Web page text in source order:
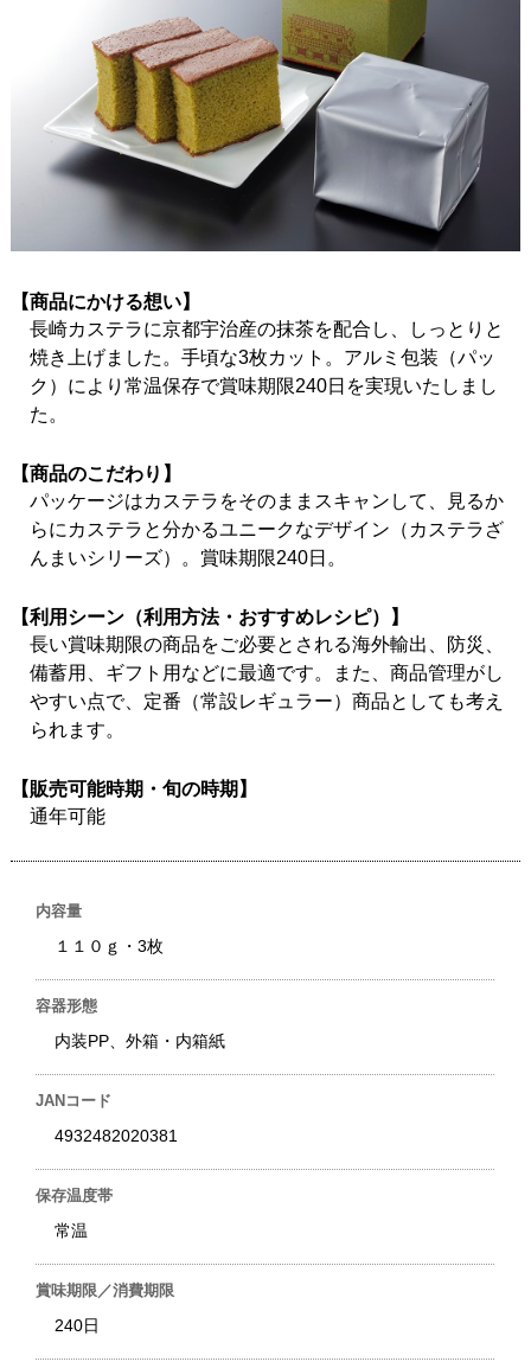
【商品にかける想い】
長崎カステラに京都宇治産の抹茶を配合し、しっとりと
焼き上げました。手頃な3枚カット。アルミ包装（パッ
ク）により常温保存で賞味期限240日を実現いたしまし
た。
【商品のこだわり】
パッケージはカステラをそのままスキャンして、見るか
らにカステラと分かるユニークなデザイン（カステラざ
んまいシリーズ）。賞味期限240日。
【利用シーン（利用方法・おすすめレシピ）】
長い賞味期限の商品をご必要とされる海外輸出、防災、
備蓄用、ギフト用などに最適です。また、商品管理がし
やすい点で、定番（常設レギュラー）商品としても考え
られます。
【販売可能時期・旬の時期】
通年可能
内容量
１１０ｇ・3枚
容器形態
内装PP、外箱・内箱紙
JANコード
4932482020381
保存温度帯
常温
賞味期限／消費期限
240日